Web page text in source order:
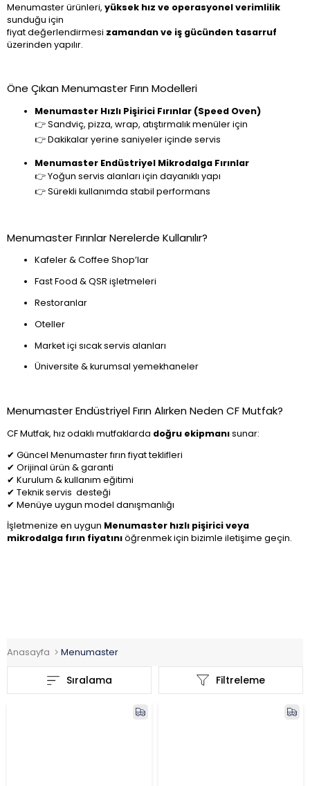
Menumaster ürünleri, yüksek hız ve operasyonel verimlilik
sunduğu için
fiyat değerlendirmesi zamandan ve iş gücünden tasarruf
üzerinden yapılır.
Öne Çıkan Menumaster Fırın Modelleri
Menumaster Hızlı Pişirici Fırınlar (Speed Oven)
👉 Sandviç, pizza, wrap, atıştırmalık menüler için
👉 Dakikalar yerine saniyeler içinde servis
Menumaster Endüstriyel Mikrodalga Fırınlar
👉 Yoğun servis alanları için dayanıklı yapı
👉 Sürekli kullanımda stabil performans
Menumaster Fırınlar Nerelerde Kullanılır?
Kafeler & Coffee Shop’lar
Fast Food & QSR işletmeleri
Restoranlar
Oteller
Market içi sıcak servis alanları
Üniversite & kurumsal yemekhaneler
Menumaster Endüstriyel Fırın Alırken Neden CF Mutfak?
CF Mutfak, hız odaklı mutfaklarda doğru ekipmanısunar:
✔ Güncel Menumaster fırın fiyat teklifleri
✔ Orijinal ürün & garanti
✔ Kurulum & kullanım eğitimi
✔ Teknik servis desteği
✔ Menüye uygun model danışmanlığı
İşletmenize en uygun Menumaster hızlı pişirici veya
mikrodalga fırın fiyatınıöğrenmek için bizimle iletişime geçin.
Anasayfa Menumaster
Filtreleme
Sıralama